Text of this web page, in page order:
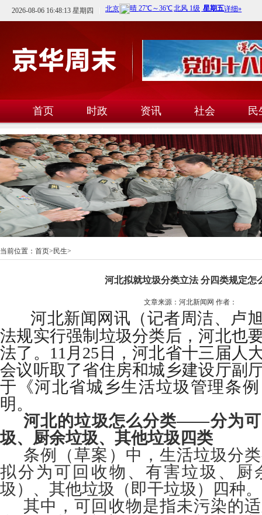
2026-08-06 16:48:13 星期四
首页 时政 资讯 社会
民
文教
卫生 科技
当前位置： 首页> 民生>
河北拟就垃圾分类立法 分四类规定怎
文章来源：河北新闻网 作者：
河北新闻网讯（记者周洁、卢
法规实行强制垃圾分类后，河北也
法了。11月25日，河北省十三届人
会议听取了省住房和城乡建设厅副
于《河北省城乡生活垃圾管理条
明。
河北的垃圾怎么分类——分为
圾、厨余垃圾、其他垃圾四类
条例（草案）中，生活垃圾分
拟分为可回收物、有害垃圾、厨
圾）、其他垃圾（即干垃圾）四种。
其中，可回收物是指未污染的